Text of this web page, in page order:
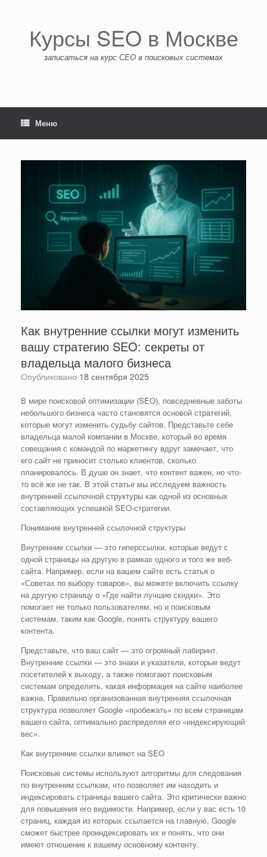
Курсы SEO в Москве
записаться на курс СЕО в поисковых системах
Меню
Как внутренние ссылки могут изменить
вашу стратегию SEO: секреты от
владельца малого бизнеса
Опубликовано 18 сентября 2025
В мире поисковой оптимизации (SEO), повседневные заботы
небольшого бизнеса часто становятся основой стратегий,
которые могут изменить судьбу сайтов. Представьте себе
владельца малой компании в Москве, который во время
совещания с командой по маркетингу вдруг замечает, что
его сайт не приносит столько клиентов, сколько
планировалось. В душе он знает, что контент важен, но что-
то всё же не так. В этой статье мы исследуем важность
внутренней ссылочной структуры как одной из основных
составляющих успешной SEO-стратегии.
Понимание внутренней ссылочной структуры
Внутренние ссылки — это гиперссылки, которые ведут с
одной страницы на другую в рамках одного и того же веб-
сайта. Например, если на вашем сайте есть статья о
«Советах по выбору товаров», вы можете включить ссылку
на другую страницу о «Где найти лучшие скидки». Это
помогает не только пользователям, но и поисковым
системам, таким как Google, понять структуру вашего
контента.
Представьте, что ваш сайт — это огромный лабиринт.
Внутренние ссылки — это знаки и указатели, которые ведут
посетителей к выходу, а также помогают поисковым
системам определить, какая информация на сайте наиболее
важна. Правильно организованная внутренняя ссылочная
структура позволяет Google «пробежать» по всем страницам
вашего сайта, оптимально распределяя его «индексирующий
вес».
Как внутренние ссылки влияют на SEO
Поисковые системы используют алгоритмы для следования
по внутренним ссылкам, что позволяет им находить и
индексировать страницы вашего сайта. Это критически важно
для повышения его видимости. Например, если у вас есть 10
страниц, каждая из которых ссылается на главную, Google
сможет быстрее проиндексировать их и понять, что они
имеют отношение к вашему основному контенту.